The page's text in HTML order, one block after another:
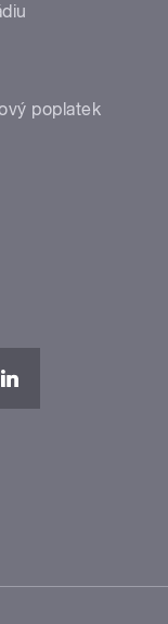
poplatek